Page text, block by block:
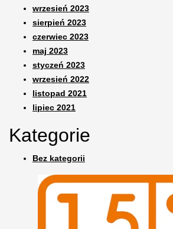
wrzesień 2023
sierpień 2023
czerwiec 2023
maj 2023
styczeń 2023
wrzesień 2022
listopad 2021
lipiec 2021
Kategorie
Bez kategorii